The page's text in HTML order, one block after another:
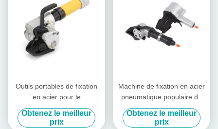
Outils portables de fixation
en acier pour le
regroupement des bobines
d'acier faciles à utiliser
Obtenez le meilleur
prix
Machine de fixation en acier
pneumatique populaire de
19 mm à 32 mm
Obtenez le meilleur
prix